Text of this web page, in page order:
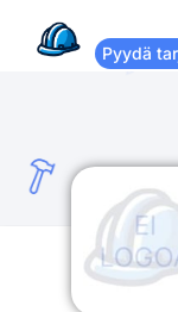
Pyydä